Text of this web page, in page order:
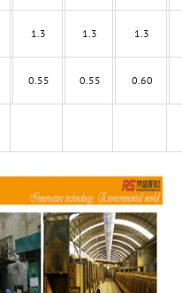
1.3 1.3 1.3
0.55 0.55 0.60